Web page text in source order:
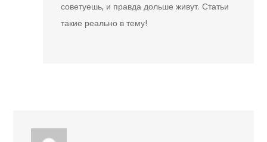
советуешь, и правда дольше живут. Статьи
такие реально в тему!